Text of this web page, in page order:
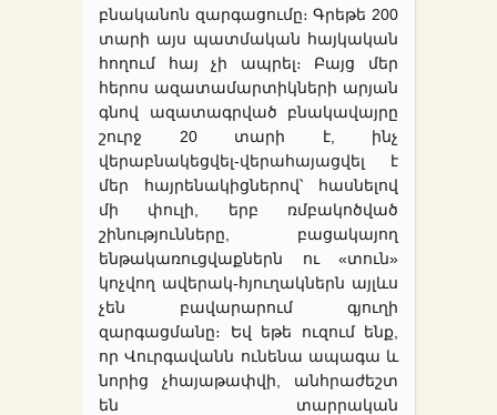
բնականոն զարգացումը։ Գրեթե 200
տարի այս պատմական հայկական
հողում հայ չի ապրել։ Բայց մեր
հերոս ազատամարտիկների արյան
գնով ազատագրված բնակավայրը
շուրջ 20 տարի է, ինչ
վերաբնակեցվել-վերահայացվել է
մեր հայրենակիցներով՝ հասնելով
մի փուլի, երբ ռմբակոծված
շինությունները, բացակայող
ենթակառուցվաքներն ու «տուն»
կոչվող ավերակ-հյուղակներն այլևս
չեն բավարարում գյուղի
զարգացմանը։ Եվ եթե ուզում ենք,
որ Վուրգավանն ունենա ապագա և
նորից չհայաթափվի, անհրաժեշտ
են տարրական